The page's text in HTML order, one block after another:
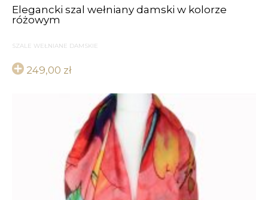
Elegancki szal wełniany damski w kolorze
różowym
SZALE WEŁNIANE DAMSKIE
249,00 zł